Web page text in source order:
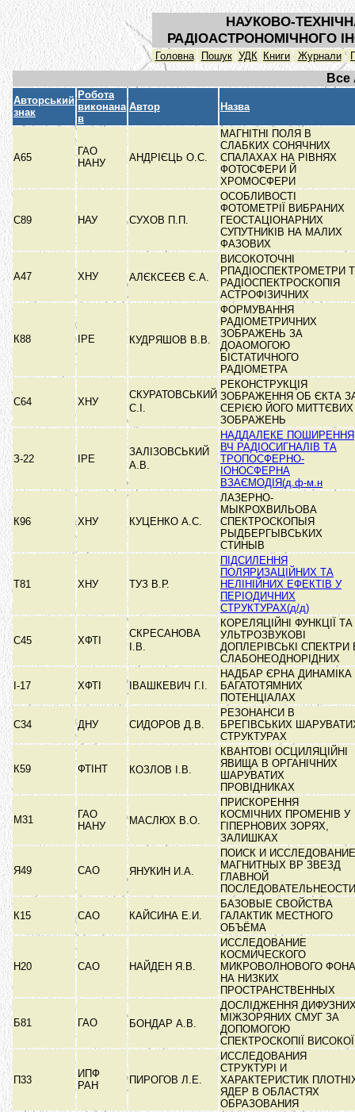
НАУКОВО-
РАДІОАСТРОНОМІЧНОГО
Головна Пошук УДК Книги Журнали
Все
Авторський
знак
Робота
виконана
в
Автор Назва
А65
ГАО
НАНУ
АНДРІЄЦЬ О.С.
МАГНІТНІ ПОЛЯ В
СЛАБКИХ СОНЯЧНИХ
СПАЛАХАХ НА РІВНЯХ
ФОТОСФЕРИ Й
ХРОМОСФЕРИ
С89 НАУ СУХОВ П.П.
ОСОБЛИВОСТІ
ФОТОМЕТРІЇ ВИБРАНИХ
ГЕОСТАЦІОНАРНИХ
СУПУТНИКІВ НА МАЛИХ
ФАЗОВИХ
А47 ХНУ АЛЄКСЕЄВ Є.А.
ВИСОКОТОЧНІ
РПАДІОСПЕКТРОМЕТРИ
РАДІОСПЕКТРОСКОПІЯ
АСТРОФІЗИЧНИХ
К88 ІРЕ КУДРЯШОВ В.В.
ФОРМУВАННЯ
РАДІОМЕТРИЧНИХ
ЗОБРАЖЕНЬ ЗА
ДОАОМОГОЮ
БІСТАТИЧНОГО
РАДІОМЕТРА
С64 ХНУ
СКУРАТОВСЬКИЙ
С.І.
РЕКОНСТРУКЦІЯ
ЗОБРАЖЕННЯ ОБ ЄКТА
СЕРІЄЮ ЙОГО МИТТЄВИХ
ЗОБРАЖЕНЬ
З-22 ІРЕ
ЗАЛІЗОВСЬКИЙ
А.В.
НАДДАЛЕКЕ ПОШИРЕННЯ
ВЧ РАДІОСИГНАЛІВ ТА
ТРОПОСФЕРНО-
ІОНОСФЕРНА
ВЗАЄМОДІЯ(д.ф-м.н
К96 ХНУ КУЦЕНКО А.С.
ЛАЗЕРНО-
МЫКРОХВИЛЬОВА
СПЕКТРОСКОПЫЯ
РЫДБЕРГЫВСЬКИХ
СТИНЫВ
Т81 ХНУ ТУЗ В.Р.
ПІДСИЛЕННЯ
ПОЛЯРИЗАЦІЙНИХ ТА
НЕЛІНІЙНИХ ЕФЕКТІВ У
ПЕРІОДИЧНИХ
СТРУКТУРАХ(д/д)
С45 ХФТІ
СКРЕСАНОВА
І.В.
КОРЕЛЯЦІЙНІ ФУНКЦІЇ ТА
УЛЬТРОЗВУКОВІ
ДОПЛЕРІВСЬКІ СПЕКТРИ
СЛАБОНЕОДНОРІДНИХ
І-17 ХФТІ ІВАШКЕВИЧ Г.І.
НАДБАР ЄРНА ДИНАМІКА
БАГАТОТЯМНИХ
ПОТЕНЦІАЛАХ
С34 ДНУ СИДОРОВ Д.В.
РЕЗОНАНСИ В
БРЕГІВСЬКИХ
СТРУКТУРАХ
К59 ФТІНТ КОЗЛОВ І.В.
КВАНТОВІ ОСЦИЛЯЦІЙНІ
ЯВИЩА В ОРГАНІЧНИХ
ШАРУВАТИХ
ПРОВІДНИКАХ
М31
ГАО
НАНУ
МАСЛЮХ В.О.
ПРИСКОРЕННЯ
КОСМІЧНИХ ПРОМЕНІВ У
ГІПЕРНОВИХ ЗОРЯХ,
ЗАЛИШКАХ
Я49 САО ЯНУКИН И.А.
ПОИСК И ИССЛЕДОВАНИЕ
МАГНИТНЫХ ВР ЗВЕЗД
ГЛАВНОЙ
К15 САО КАЙСИНА Е.И.
БАЗОВЫЕ СВОЙСТВА
ГАЛАКТИК МЕСТНОГО
ОБЪЁМА
Н20 САО НАЙДЕН Я.В.
ИССЛЕДОВАНИЕ
КОСМИЧЕСКОГО
МИКРОВОЛНОВОГО ФОНА
НА НИЗКИХ
ПРОСТРАНСТВЕННЫХ
Б81 ГАО БОНДАР А.В.
ДОСЛІДЖЕННЯ
МІЖЗОРЯНИХ СМУГ ЗА
ДОПОМОГОЮ
СПЕКТРОСКОПІЇ
П33
ИПФ
РАН
ПИРОГОВ Л.Е.
ИССЛЕДОВАНИЯ
СТРУКТУРІ И
ХАРАКТЕРИСТИК
ЯДЕР В ОБЛАСТЯХ
ОБРАЗОВАНИЯ